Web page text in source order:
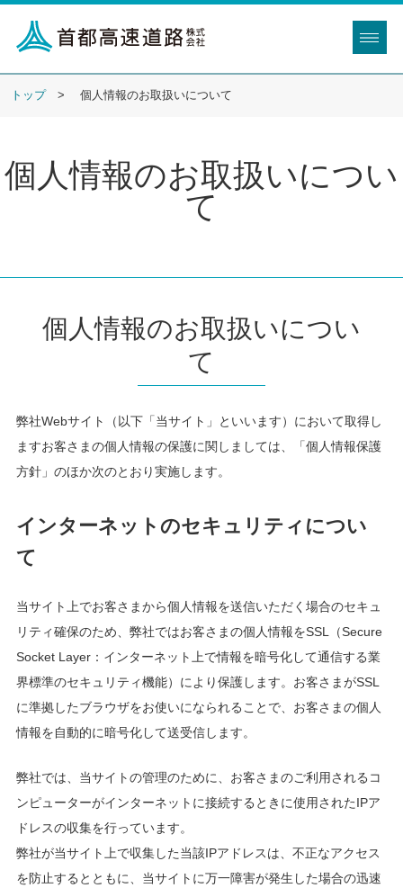
トップ 個人情報のお取扱いについて
個人情報のお取扱いについ
て
個人情報のお取扱いについ
て
弊社Webサイト（以下「当サイト」といいます）において取得し
ますお客さまの個人情報の保護に関しましては、「個人情報保護
方針」のほか次のとおり実施します。
インターネットのセキュリティについ
て
当サイト上でお客さまから個人情報を送信いただく場合のセキュ
リティ確保のため、弊社ではお客さまの個人情報をSSL（Secure
Socket Layer：インターネット上で情報を暗号化して通信する業
界標準のセキュリティ機能）により保護します。お客さまがSSL
に準拠したブラウザをお使いになられることで、お客さまの個人
情報を自動的に暗号化して送受信します。
弊社では、当サイトの管理のために、お客さまのご利用されるコ
ンピューターがインターネットに接続するときに使用されたIPア
ドレスの収集を行っています。
弊社が当サイト上で収集した当該IPアドレスは、不正なアクセス
を防止するとともに、当サイトに万一障害が発生した場合の迅速